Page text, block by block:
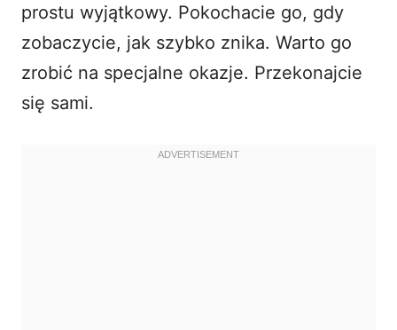
prostu wyjątkowy. Pokochacie go, gdy
zobaczycie, jak szybko znika. Warto go
zrobić na specjalne okazje. Przekonajcie
się sami.